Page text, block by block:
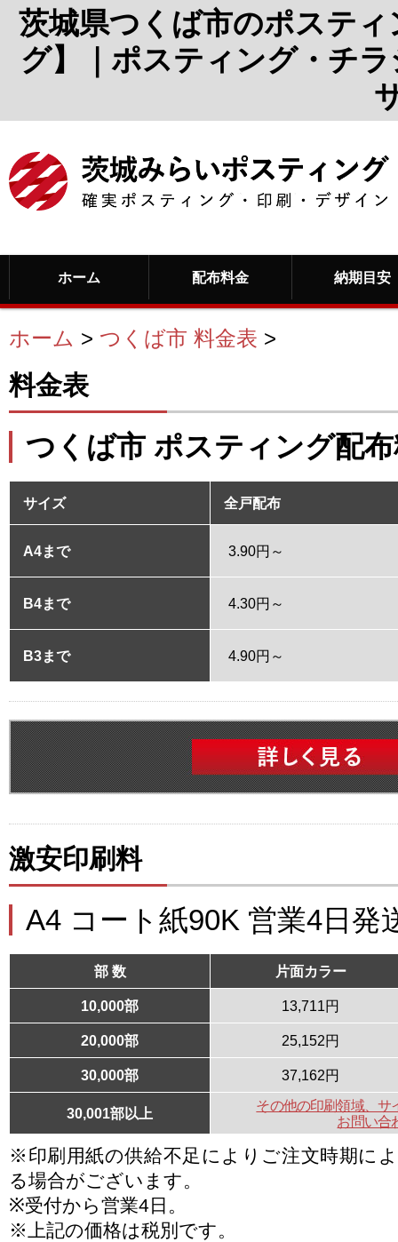
茨城県つくば市のポステ
グ】｜ポスティング・チ
ホーム 配布料金 納期目安
ホーム > つくば市 料金表 >
料金表
つくば市 ポスティング配
サイズ 全戸配布
A4まで 3.90円～
B4まで 4.30円～
B3まで 4.90円～
激安印刷料
A4 コート紙90K 営業4日発
部 数 片面カラー
10,000部 13,711円
20,000部 25,152円
30,000部 37,162円
30,001部以上
その他の印刷領域、サ
お問い合
※印刷用紙の供給不足によりご注文時期に
る場合がございます。
※受付から営業4日。
※上記の価格は税別です。